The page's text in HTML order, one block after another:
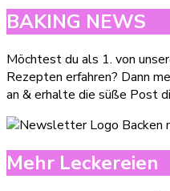
BAKING NEWS
Möchtest du als 1. von
Rezepten erfahren? Dann
an & erhalte die süße Post
Mehr Leckereien